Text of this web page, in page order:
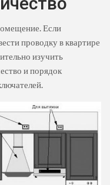
Если
проводку в квартире
изучить
и порядок